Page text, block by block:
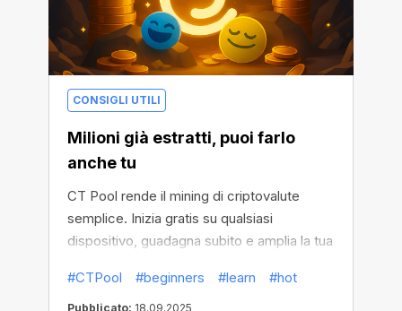
CONSIGLI UTILI
Milioni già estratti, puoi farlo
anche tu
CT Pool rende il mining di criptovalute
semplice. Inizia gratis su qualsiasi
dispositivo, guadagna subito e amplia la tua
#CTPool
#beginners #learn #hot
Pubblicato: 18.09.2025